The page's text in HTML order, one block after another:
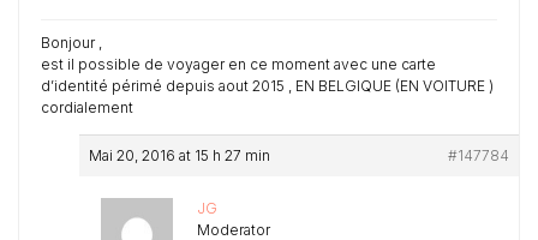
Bonjour ,
est il possible de voyager en ce moment avec une carte
d’identité périmé depuis aout 2015 , EN BELGIQUE (EN VOITURE )
cordialement
Mai 20, 2016 at 15 h 27 min #147784
JG
Moderator